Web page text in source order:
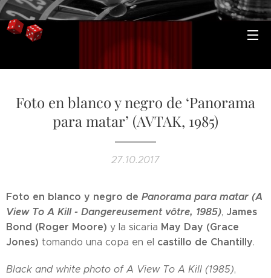
Foto en blanco y negro de ‘Panorama
para matar’ (AVTAK, 1985)
27.10.2017
Foto en blanco y negro de Panorama para matar (A
View To A Kill - Dangereusement vôtre, 1985), James
Bond (Roger Moore) y la sicaria May Day (Grace
Jones) tomando una copa en el castillo de Chantilly.
Black and white photo of A View To A Kill (1985),